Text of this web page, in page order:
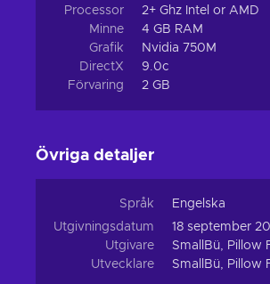
Processor
2+ Ghz Intel or AMD
Minne
4 GB RAM
Grafik
Nvidia 750M
DirectX
9.0c
Förvaring
2 GB
Övriga detaljer
Språk
Engelska
Utgivningsdatum
18 september
Utgivare
SmallBü, Pillow
Utvecklare
SmallBü, Pillow